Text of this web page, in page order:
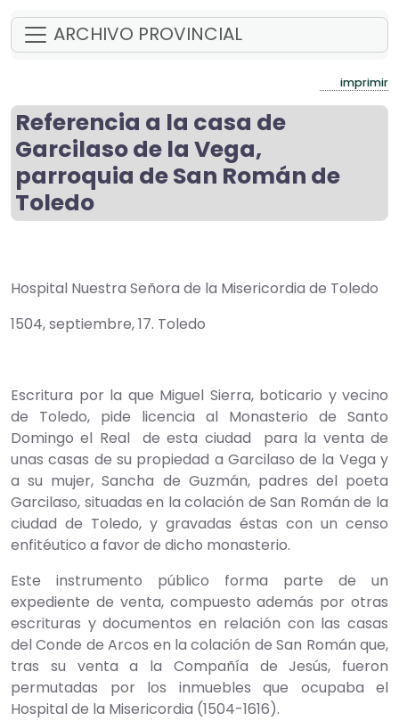
ARCHIVO PROVINCIAL
imprimir
Referencia a la casa de
Garcilaso de la Vega,
parroquia de San Román de
Toledo
Hospital Nuestra Señora de la Misericordia de Toledo
1504, septiembre, 17. Toledo
Escritura por la que Miguel Sierra, boticario y vecino
de Toledo, pide licencia al Monasterio de Santo
Domingo el Real de esta ciudad para la venta de
unas casas de su propiedad a Garcilaso de la Vega y
a su mujer, Sancha de Guzmán, padres del poeta
Garcilaso, situadas en la colación de San Román de la
ciudad de Toledo, y gravadas éstas con un censo
enfitéutico a favor de dicho monasterio.
Este instrumento público forma parte de un
expediente de venta, compuesto además por otras
escrituras y documentos en relación con las casas
del Conde de Arcos en la colación de San Román que,
tras su venta a la Compañía de Jesús, fueron
permutadas por los inmuebles que ocupaba el
Hospital de la Misericordia (1504-1616).